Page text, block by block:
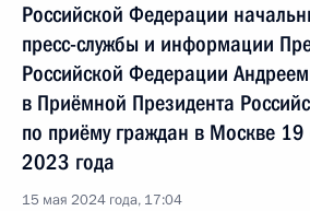
Российской Федерации
пресс-службы и информации
Российской Федерации
в Приёмной Президента
по приёму граждан в Москве 19
2023 года
15 мая 2024 года, 17:04